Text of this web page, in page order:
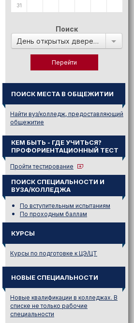
31
Поиск
День открытых дверей в:
ПОИСК МЕСТА В ОБЩЕЖИТИИ
Найти вуз/колледж, предоставляющий
общежитие
КЕМ БЫТЬ - ГДЕ УЧИТЬСЯ?
ПРОФОРИЕНТАЦИОННЫЙ ТЕСТ
Пройти тестирование
ПОИСК СПЕЦИАЛЬНОСТИ И
ВУЗА/КОЛЛЕДЖА
По вступительным испытаниям
По проходным баллам
КУРСЫ
Курсы по подготовке к ЦЭ/ЦТ
НОВЫЕ СПЕЦИАЛЬНОСТИ
Новые квалификации в колледжах. В
списке не только рабочие
специальности